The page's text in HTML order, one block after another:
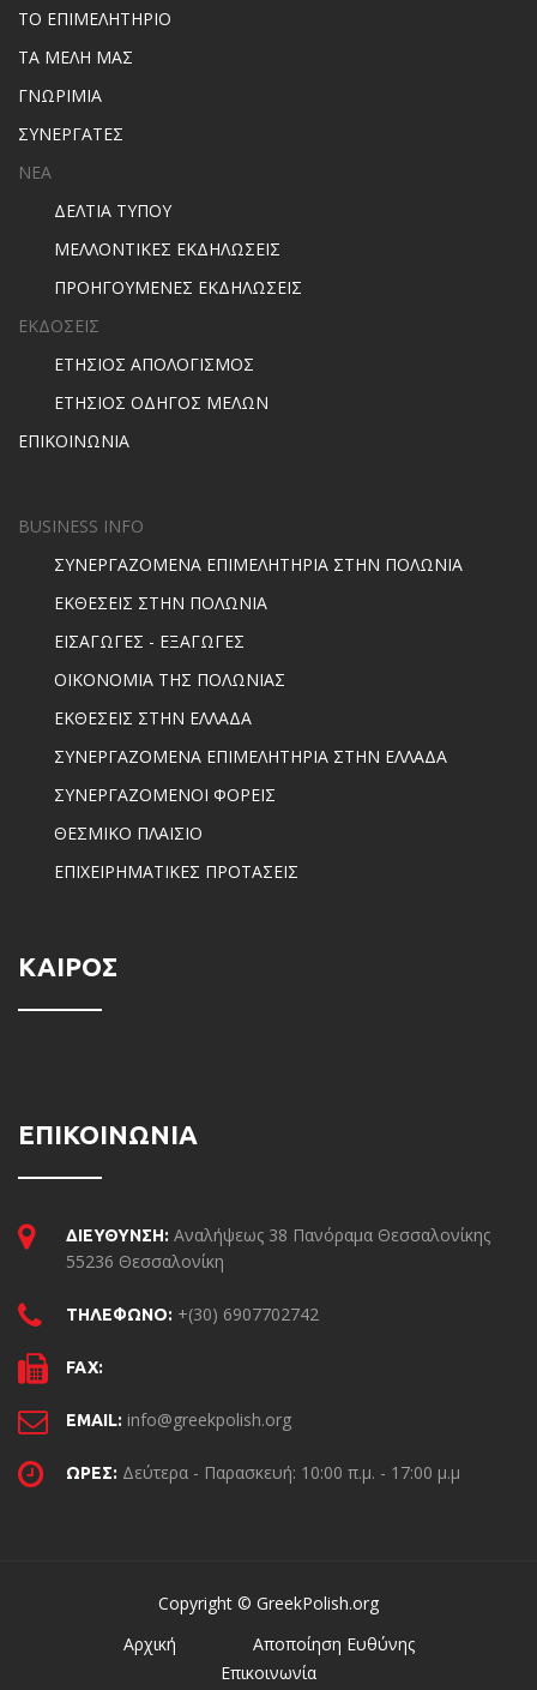
ΤΟ ΕΠΙΜΕΛΗΤΗΡΙΟ
ΤΑ ΜΕΛΗ ΜΑΣ
ΓΝΩΡΙΜΙΑ
ΣΥΝΕΡΓΑΤΕΣ
ΝΕΑ
ΔΕΛΤΙΑ ΤΥΠΟΥ
ΜΕΛΛΟΝΤΙΚΕΣ ΕΚΔΗΛΩΣΕΙΣ
ΠΡΟΗΓΟΥΜΕΝΕΣ ΕΚΔΗΛΩΣΕΙΣ
ΕΚΔΟΣΕΙΣ
ΕΤΗΣΙΟΣ ΑΠΟΛΟΓΙΣΜΟΣ
ΕΤΗΣΙΟΣ ΟΔΗΓΟΣ ΜΕΛΩΝ
ΕΠΙΚΟΙΝΩΝΙΑ
BUSINESS INFO
ΣΥΝΕΡΓΑΖΟΜΕΝΑ ΕΠΙΜΕΛΗΤΗΡΙΑ ΣΤΗΝ ΠΟΛΩΝΙΑ
ΕΚΘΕΣΕΙΣ ΣΤΗΝ ΠΟΛΩΝΙΑ
ΕΙΣΑΓΩΓΕΣ - ΕΞΑΓΩΓΕΣ
ΟΙΚΟΝΟΜΙΑ ΤΗΣ ΠΟΛΩΝΙΑΣ
ΕΚΘΕΣΕΙΣ ΣΤΗΝ ΕΛΛΑΔΑ
ΣΥΝΕΡΓΑΖΟΜΕΝΑ ΕΠΙΜΕΛΗΤΗΡΙΑ ΣΤΗΝ ΕΛΛΑΔΑ
ΣΥΝΕΡΓΑΖΟΜΕΝΟΙ ΦΟΡΕΙΣ
ΘΕΣΜΙΚΟ ΠΛΑΙΣΙΟ
ΕΠΙΧΕΙΡΗΜΑΤΙΚΕΣ ΠΡΟΤΑΣΕΙΣ
ΚΑΙΡΟΣ
ΕΠΙΚΟΙΝΩΝΙΑ
ΔΙΕΥΘΥΝΣΗ: Αναλήψεως 38 Πανόραμα Θεσσαλονίκης
55236 Θεσσαλονίκη
ΤΗΛΕΦΩΝΟ: +(30) 6907702742
FAX:
EMAIL: info@greekpolish.org
ΩΡΕΣ: Δεύτερα - Παρασκευή: 10:00 π.μ. - 17:00 μ.μ
Copyright © GreekPolish.org
Αρχική
Αποποίηση Ευθύνης
Επικοινωνία